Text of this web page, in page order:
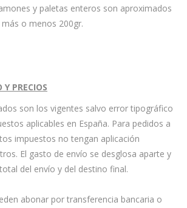
y paletas enteros son aproximados
o menos 200gr.
Y PRECIOS
son los vigentes salvo error tipográfico
aplicables en España. Para pedidos a
impuestos no tengan aplicación
El gasto de envío se desglosa aparte y
del envío y del destino final.
abonar por transferencia bancaria o